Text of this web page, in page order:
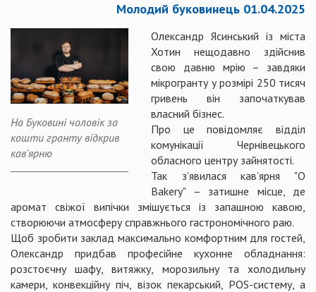
Молодий буковинець 01.04.2025
На Буковині чоловік за
кошти гранту відкрив
кав'ярню
Олександр Ясинський із міста
Хотин нещодавно здійснив
свою давню мрію – завдяки
мікрогранту у розмірі 250 тисяч
гривень він започаткував
власний бізнес.
Про це повідомляє відділ
комунікації Чернівецького
обласного центру зайнятості.
Так з’явилася кав’ярня "O
Bakery" – затишне місце, де
аромат свіжої випічки змішується із запашною кавою,
створюючи атмосферу справжнього гастрономічного раю.
Щоб зробити заклад максимально комфортним для гостей,
Олександр придбав професійне кухонне обладнання:
розстоєчну шафу, витяжку, морозильну та холодильну
камери, конвекційну піч, візок пекарський, POS-систему, а